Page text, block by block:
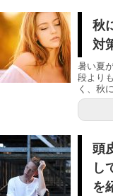
秋
対
暑い夏
段より
く、秋
頭
し
を